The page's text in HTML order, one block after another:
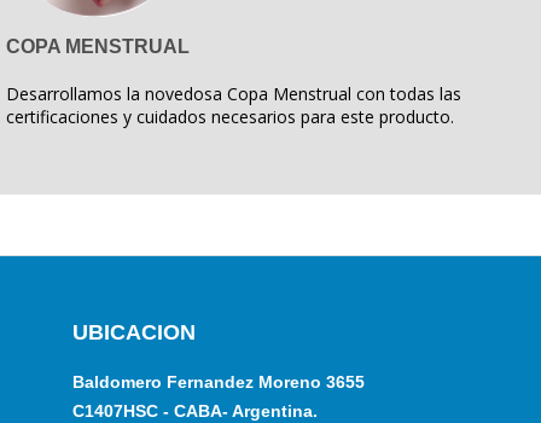
COPA MENSTRUAL
Desarrollamos la novedosa Copa Menstrual con todas las
certificaciones y cuidados necesarios para este producto.
UBICACION
Baldomero Fernandez Moreno 3655
C1407HSC - CABA- Argentina.